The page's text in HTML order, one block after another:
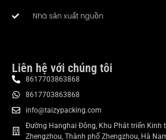
Nhà sản xuất nguồn
Liên hệ với chúng tôi
8617703863868
8617703863868
info@taizypacking.com
Đường Hanghai Đông, Khu Phát triển Kinh
Zhengzhou, Thành phố Zhengzhou, Hà